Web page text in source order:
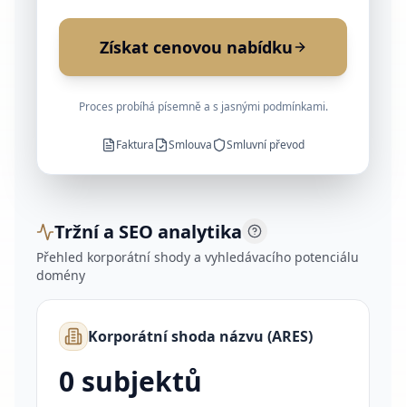
Získat cenovou nabídku
Proces probíhá písemně a s jasnými podmínkami.
Faktura Smlouva Smluvní převod
Tržní a SEO analytika
Přehled korporátní shody a vyhledávacího potenciálu
domény
Korporátní shoda názvu (ARES)
0 subjektů